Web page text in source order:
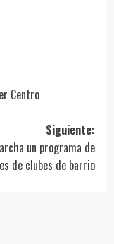
Centro
Siguiente:
un programa de
de clubes de barrio